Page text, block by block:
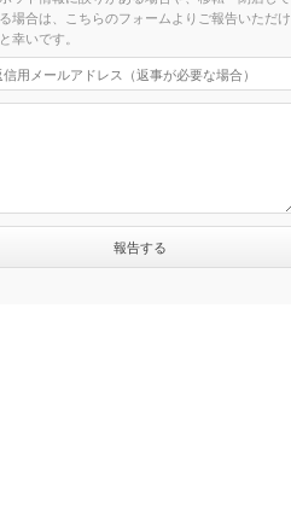
場合は、こちらのフォームよりご報告いただけ
幸いです。